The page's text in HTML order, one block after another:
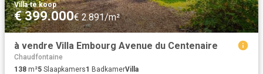
Villa·te koop
€ 399.000€ 2.891/m²
à vendre Villa Embourg Avenue du Centenaire
Chaudfontaine
138 m²5 Slaapkamers1 BadkamerVilla